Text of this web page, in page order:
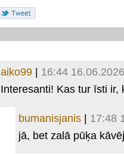
aiko99 | 16:44 16.06.2026
Interesanti! Kas tur īsti ir,
bumanisjanis | 17:48
jā, bet zalā pūķa